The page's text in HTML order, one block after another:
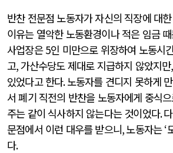
반찬 전문점 노동자가 자신의 직장에 대
이유는 열악한 노동환경이나 적은 임금
사업장은5인 미만으로 위장하여 노동시
고,가산수당도 제대로 지급하지 않았지만,
있었다고 한다.노동자를 견디지 못하게
서 폐기 직전의 반찬을 노동자에게 중식
주는 같이 식사하지 않는다는 것이었다.
문점에서 이런 대우를 받으니,노동자는‘
다.